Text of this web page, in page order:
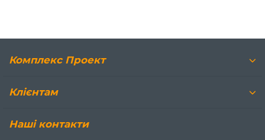
Комплекс Проект
Клієнтам
Наші контакти